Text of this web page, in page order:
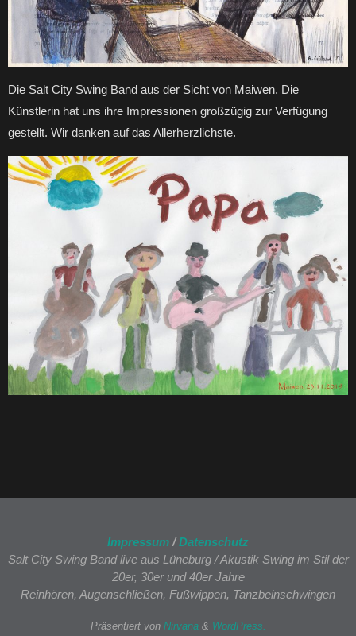
Die Salt City Swing Band aus der Sicht von Maiwen. Die
Künstlerin hat uns ihre Impressionen großzügig zur Verfügung
gestellt. Wir danken auf das Allerherzlichste.
Impressum /Datenschutz
Salt City Swing Band live aus Lüneburg / Akustik Swing im Stil der
20er, 30er und 40er Jahre
Reinhören, Augenschließen, Fußwippen, Tanzbeinschwingen
Präsentiert von Nirvana& WordPress.